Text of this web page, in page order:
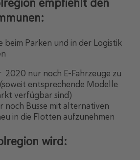
beim Parken und in der Logistik
2020 nur noch E-Fahrzeuge zu
entsprechende Modelle
verfügbar sind)
noch Busse mit alternativen
in die Flotten aufzunehmen
wird: